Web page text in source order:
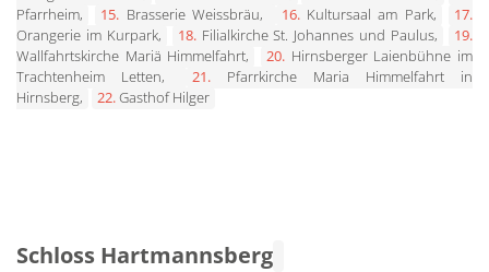
Pfarrheim,
15. Brasserie Weissbräu, 16.Kultursaal am Park,
17.
Orangerie im Kurpark,
18.Filialkirche St. Johannes und Paulus,
19.
Wallfahrtskirche Mariä Himmelfahrt,
20. Hirnsberger Laienbühne im
Trachtenheim Letten,
21. Pfarrkirche Maria Himmelfahrt in
Hirnsberg,
22.Gasthof Hilger
Schloss Hartmannsberg